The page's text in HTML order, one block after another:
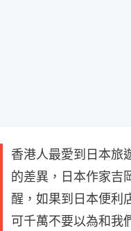
香港人最愛到日本旅
的差異，日本作家吉
醒，如果到日本便利
可千萬不要以為和我